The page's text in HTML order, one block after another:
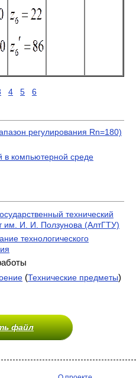
4 5 6
регулирования Rn=180)
в компьютерной среде
технический
им. И. И. Ползунова (АлтГТУ)
технологического
(Технические предметы)
файл